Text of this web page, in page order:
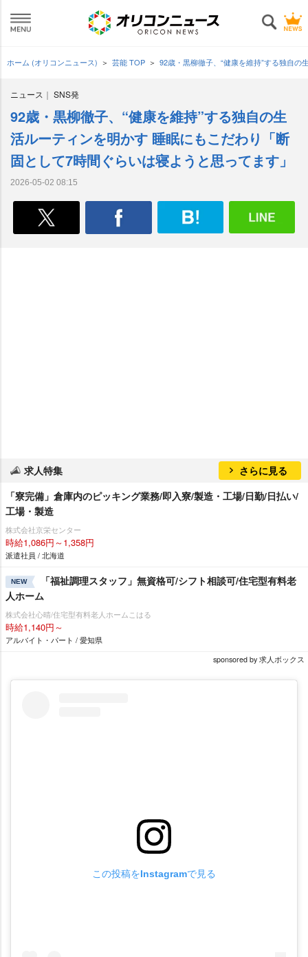
ホーム (オリコンニュース) 芸能 TOP 92歳・黒柳徹子、“健康を維持”する独自
ニュース SNS発
92歳・黒柳徹子、“健康を維持”する独自の生
活ルーティンを明かす 睡眠にもこだわり「断
固として7時間ぐらいは寝ようと思ってます」
2026-05-02 08:15
求人特集
さらに見る
「寮完備」倉庫内のピッキング業務/即入寮/製造・工場/日勤/日払い/
工場・製造
株式会社京栄センター
時給1,086円～1,358円
派遣社員 / 北海道
NEW
「福祉調理スタッフ」無資格可/シフト相談可/住宅型有料老
人ホーム
株式会社心晴/住宅型有料老人ホームこはる
時給1,140円～
アルバイト・パート / 愛知県
sponsored by 求人ボックス
この投稿をInstagramで見る